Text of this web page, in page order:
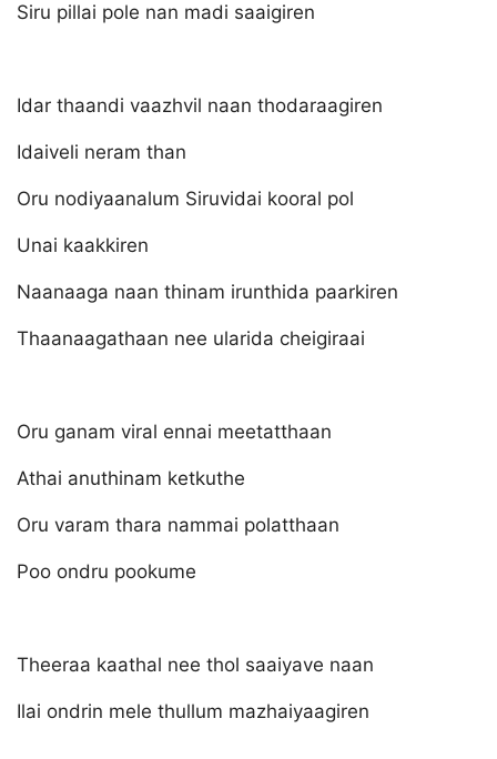
Siru pillai pole nan madi saaigiren
Idar thaandi vaazhvil naan thodaraagiren
Idaiveli neram than
Oru nodiyaanalum Siruvidai kooral pol
Unai kaakkiren
Naanaaga naan thinam irunthida paarkiren
Thaanaagathaan nee ularida cheigiraai
Oru ganam viral ennai meetatthaan
Athai anuthinam ketkuthe
Oru varam thara nammai polatthaan
Poo ondru pookume
Theeraa kaathal nee thol saaiyave naan
Ilai ondrin mele thullum mazhaiyaagiren